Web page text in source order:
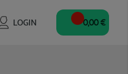
LOGIN 0,00 €